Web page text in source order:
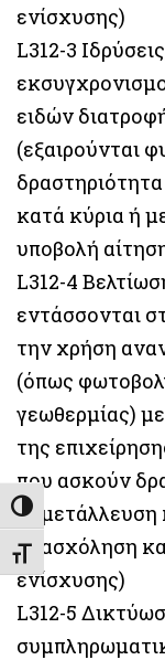
Εναλλαγή Υψηλής
Εναλλαγή
ενίσχυσης)
L312-3
ειδών
(εξαιρούνται
κατά κύρια ή
υποβολή
L312-4
εντάσσονται
την χρήση
(όπως
γεωθερμίας)
της
που ασκούν
εκμετάλλευση
απασχόληση
ενίσχυσης)
L312-5